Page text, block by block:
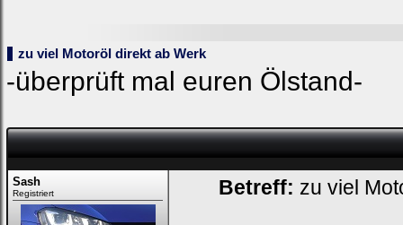
in
die
nachfolgenden
zu viel Motoröl direkt ab Werk
-überprüft mal euren Ölstand-
Sash
Registriert Betreff: zu viel